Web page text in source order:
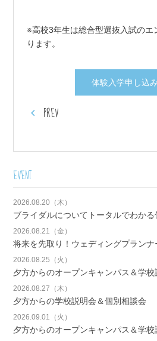
※高校3年生は総合型選抜入試のエ
ります。
体験入学申し込み
PREV
EVENT
2026.08.20（木）
ブライダルについてトータルでわか
2026.08.21（金）
将来を先取り！ウェディングプランナ
2026.08.25（火）
夕方からのオープンキャンパス＆学校
2026.08.27（木）
夕方からの学校説明会＆個別相談会
2026.09.01（火）
夕方からのオープンキャンパス＆学校